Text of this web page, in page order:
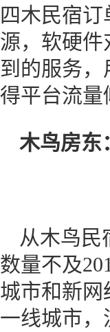
四木民宿
源，软硬
到的服务
得平台流
木鸟房东
从木鸟民
数量不及
城市和新
一线城市